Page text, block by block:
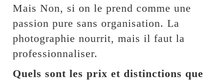
Mais Non, si on le prend comme une
passion pure sans organisation. La
photographie nourrit, mais il faut la
professionnaliser.
Quels sont les prix et distinctions que